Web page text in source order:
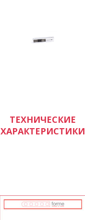
ТЕХНИЧЕСКИЕ
ХАРАКТЕРИСТИКИ